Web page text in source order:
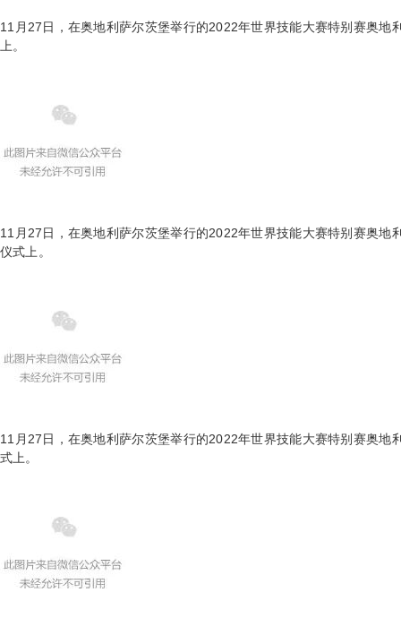
11月27日，在奥地利萨尔茨堡举行的2022年世界技能大赛特别赛奥地
上。
11月27日，在奥地利萨尔茨堡举行的2022年世界技能大赛特别赛奥地
仪式上。
11月27日，在奥地利萨尔茨堡举行的2022年世界技能大赛特别赛奥地
式上。